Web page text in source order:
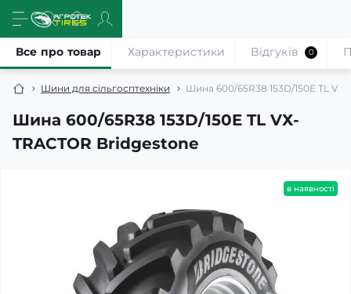
Шини для сільгосптехніки Шина 600/65R38 153D/150E TL
Шина 600/65R38 153D/150E TL VХ-
TRACTOR Bridgestone
Все про товар Характеристики Відгуків 0
в наявності